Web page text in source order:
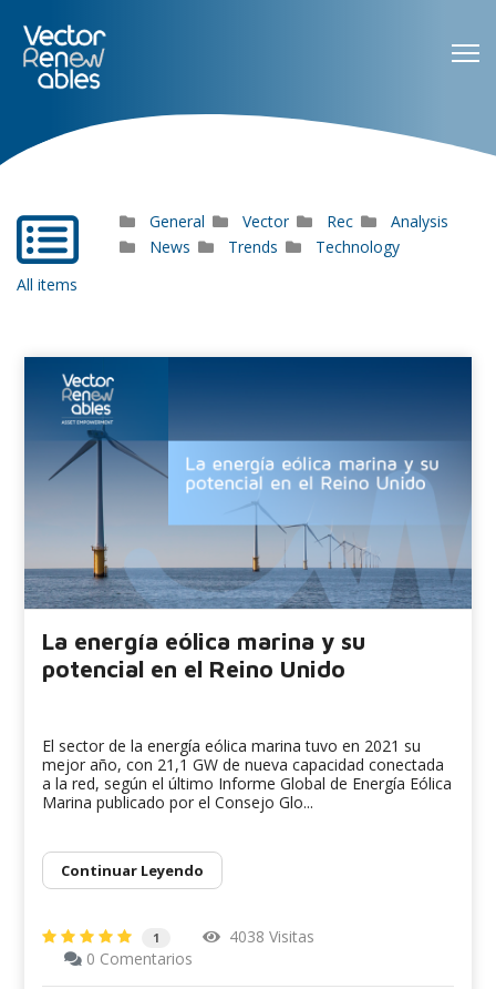
far
All items
General Vector Rec
Analysis
News
Trends Technology
La energía eólica marina y su
potencial en el Reino Unido
El sector de la energía eólica marina tuvo en 2021 su
mejor año, con 21,1 GW de nueva capacidad conectada
a la red, según el último Informe Global de Energía Eólica
Marina publicado por el Consejo Glo...
Continuar Leyendo
1
4038 Visitas
0 Comentarios